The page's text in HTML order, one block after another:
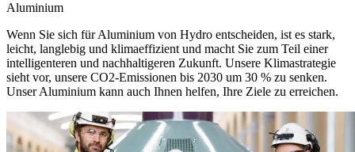
Aluminium
Wenn Sie sich für Aluminium von Hydro entscheiden, ist es stark,
leicht, langlebig und klimaeffizient und macht Sie zum Teil einer
intelligenteren und nachhaltigeren Zukunft. Unsere Klimastrategie
sieht vor, unsere CO2-Emissionen bis 2030 um 30 % zu senken.
Unser Aluminium kann auch Ihnen helfen, Ihre Ziele zu erreichen.